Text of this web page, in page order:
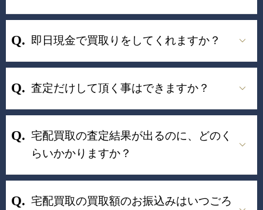
即日現金で買取りをしてくれますか？
査定だけして頂く事はできますか？
宅配買取の査定結果が出るのに、どのく
らいかかりますか？
宅配買取の買取額のお振込みはいつごろ